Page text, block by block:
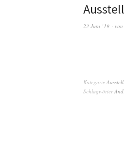
23 Juni ’19 von
Kategorie
Schlagwörter